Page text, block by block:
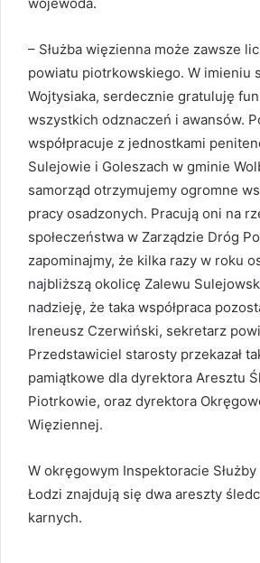
– Służba więzienna może zawsze
powiatu piotrkowskiego. W imieniu
Wojtysiaka, serdecznie gratuluję
wszystkich odznaczeń i awansów.
współpracuje z jednostkami
Sulejowie i Goleszach w gminie
samorząd otrzymujemy ogromne
pracy osadzonych. Pracują oni na
społeczeństwa w Zarządzie Dróg
zapominajmy, że kilka razy w roku
najbliższą okolicę Zalewu
nadzieję, że taka współpraca
Ireneusz Czerwiński, sekretarz
Przedstawiciel starosty przekazał
pamiątkowe dla dyrektora Aresztu
Piotrkowie, oraz dyrektora
Więziennej.
W okręgowym Inspektoracie
Łodzi znajdują się dwa areszty
karnych.